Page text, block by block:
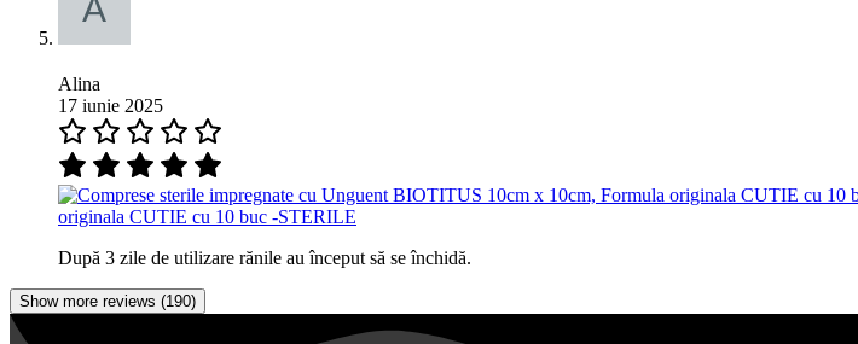
Alina
17 iunie 2025
originala CUTIE cu 10 buc -STERILE
După 3 zile de utilizare rănile au început să se închidă.
Show more reviews (190)